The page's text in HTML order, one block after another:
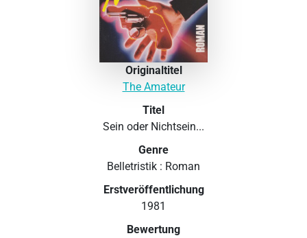
Originaltitel
The Amateur
Titel
Sein oder Nichtsein...
Genre
Belletristik : Roman
Erstveröffentlichung
1981
Bewertung